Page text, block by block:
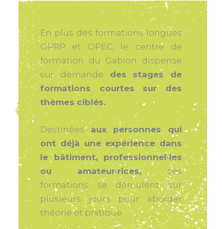
En plus des formations longues
OPRP et OPEC, le centre de
formation du Gabion dispense
sur demande des stages de
formations courtes sur des
thèmes ciblés.
Destinées aux personnes qui
ont déjà une expérience dans
le bâtiment, professionnel·les
ou amateur·rices,ces
formations se déroulent sur
plusieurs jours pour aborder
théorie et pratique.